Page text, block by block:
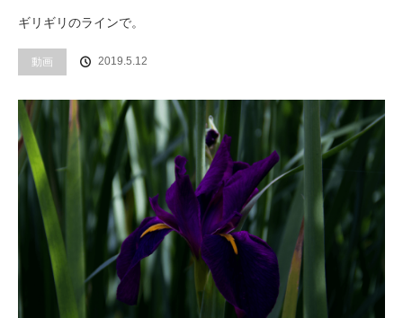
ギリギリのラインで。
動画 2019.5.12